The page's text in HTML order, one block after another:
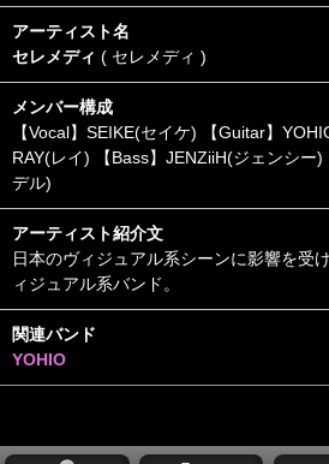
アーティスト名
セレメディ ( セレメディ )
メンバー構成
【Vocal】SEIKE(セイケ) 【Guitar】
RAY(レイ) 【Bass】JENZiiH(ジェンシー
デル)
アーティスト紹介文
日本のヴィジュアル系シーンに影響を受
ィジュアル系バンド。
関連バンド
YOHIO